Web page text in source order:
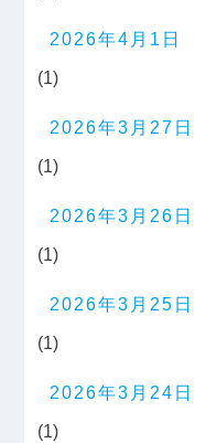
2026年4月1日
(1)
2026年3月27日
(1)
2026年3月26日
(1)
2026年3月25日
(1)
2026年3月24日
(1)